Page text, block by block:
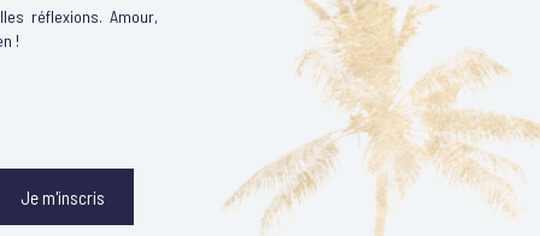
réflexions. Amour,
!
Je m'inscris